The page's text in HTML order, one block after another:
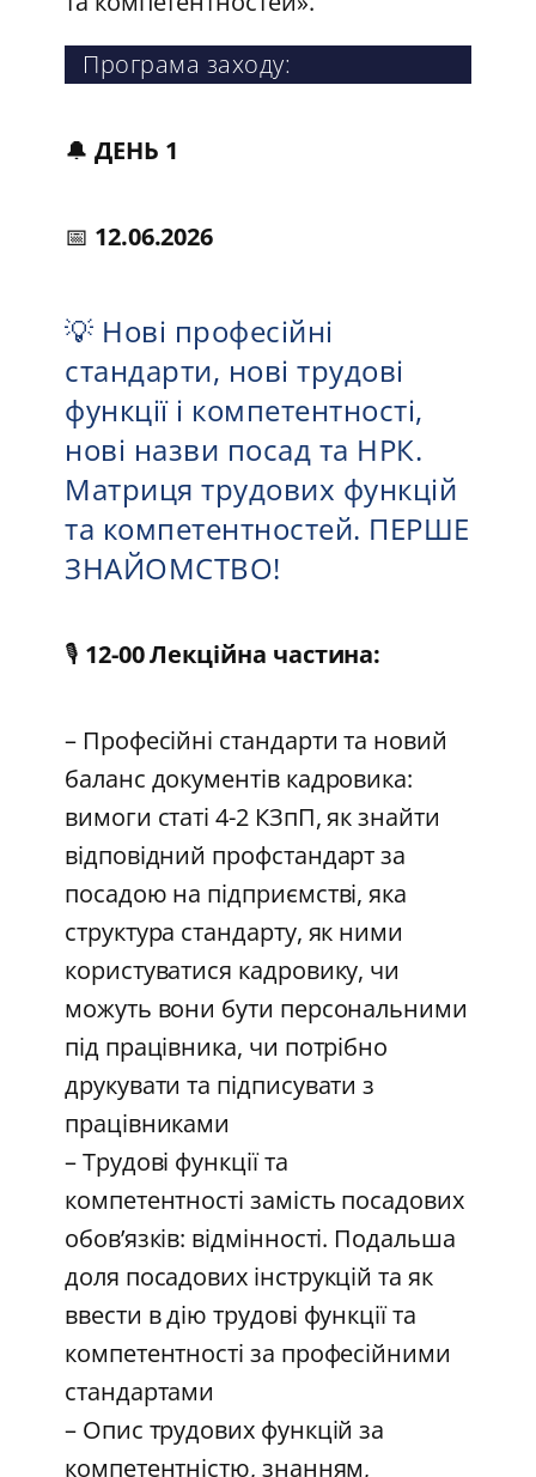
Програма заходу:
🔔 ДЕНЬ 1
📅 12.06.2026
💡 Нові професійні
стандарти, нові трудові
функції і компетентності,
нові назви посад та НРК.
Матриця трудових функцій
та компетентностей. ПЕРШЕ
ЗНАЙОМСТВО!
🎙️ 12-00 Лекційна частина:
– Професійні стандарти та новий
баланс документів кадровика:
вимоги статі 4-2 КЗпП, як знайти
відповідний профстандарт за
посадою на підприємстві, яка
структура стандарту, як ними
користуватися кадровику, чи
можуть вони бути персональними
під працівника, чи потрібно
друкувати та підписувати з
працівниками
– Трудові функції та
компетентності замість посадових
обов’язків: відмінності. Подальша
доля посадових інструкцій та як
ввести в дію трудові функції та
компетентності за професійними
стандартами
– Опис трудових функцій за
компетентністю, знанням,